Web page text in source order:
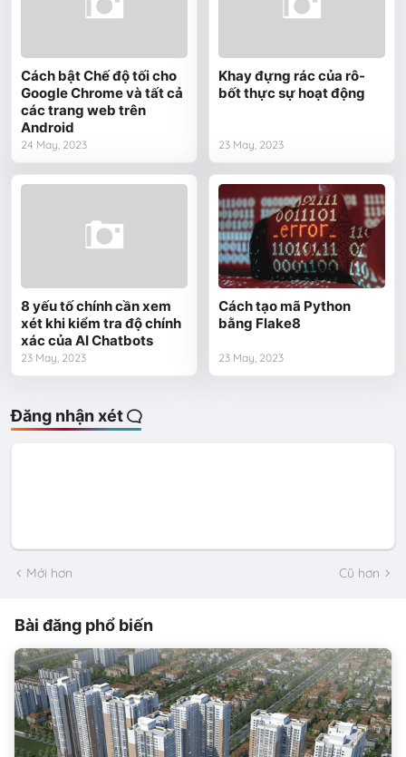
Cách bật Chế độ tối cho
Google Chrome và tất cả
các trang web trên
Android
24 May, 2023
Khay đựng rác của rô-
bốt thực sự hoạt động
23 May, 2023
8 yếu tố chính cần xem
xét khi kiểm tra độ chính
xác của AI Chatbots
23 May, 2023
Cách tạo mã Python
bằng Flake8
23 May, 2023
Đăng nhận xét
Mới hơn Cũ hơn
Bài đăng phổ biến